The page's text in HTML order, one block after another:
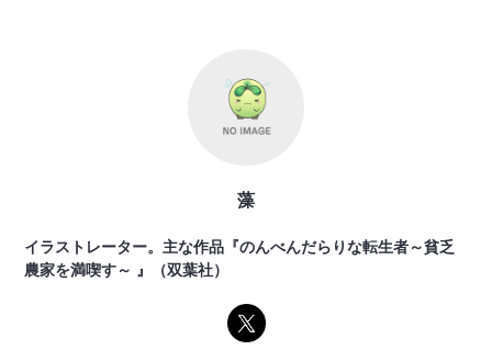
藻
イラストレーター。主な作品『のんべんだらりな転生者～貧乏
農家を満喫す～ 』（双葉社）